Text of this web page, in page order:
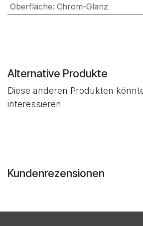
Oberfläche: Chrom-Glanz
Alternative Produkte
Diese anderen Produkten
interessieren
Kundenrezensionen